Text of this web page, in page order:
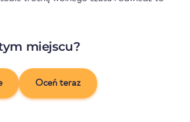
miejscu?
Oceń teraz